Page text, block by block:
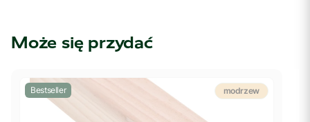
Może się przydać
Bestseller modrzew